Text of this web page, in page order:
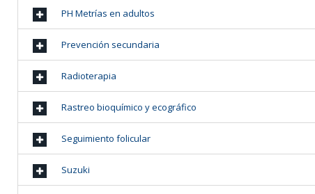
PH Metrías en adultos
Prevención secundaria
Radioterapia
Rastreo bioquímico y ecográfico
Seguimiento folicular
Suzuki